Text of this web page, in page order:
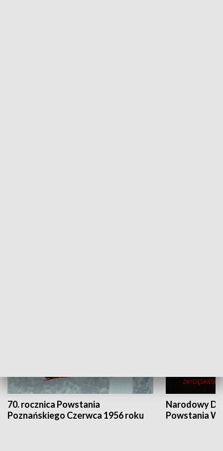
70. rocznica Powstania
Poznańskiego Czerwca 1956 roku
Narodowy
Powstania